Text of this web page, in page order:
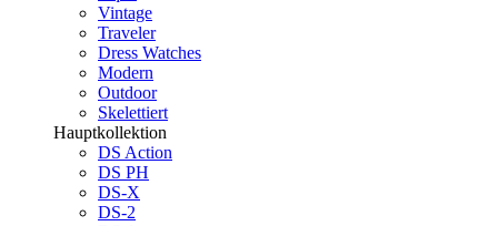
Vintage
Traveler
Dress Watches
Modern
Outdoor
Skelettiert
Hauptkollektion
DS Action
DS PH
DS-X
DS-2